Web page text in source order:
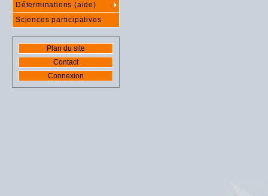
Déterminations (aide)
Sciences participatives
Plan du site
Contact
Connexion